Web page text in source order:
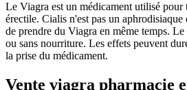
Le Viagra est un médicament utilisé
érectile. Cialis n'est pas un aphrodisiaque
de prendre du Viagra en même temps.
ou sans nourriture. Les effets peuvent
la prise du médicament.
Vente viagra pharmacie